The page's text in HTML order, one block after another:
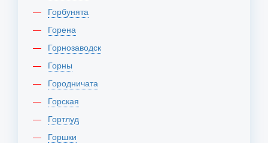
Горбунята
Горена
Горнозаводск
Горны
Городничата
Горская
Гортлуд
Горшки